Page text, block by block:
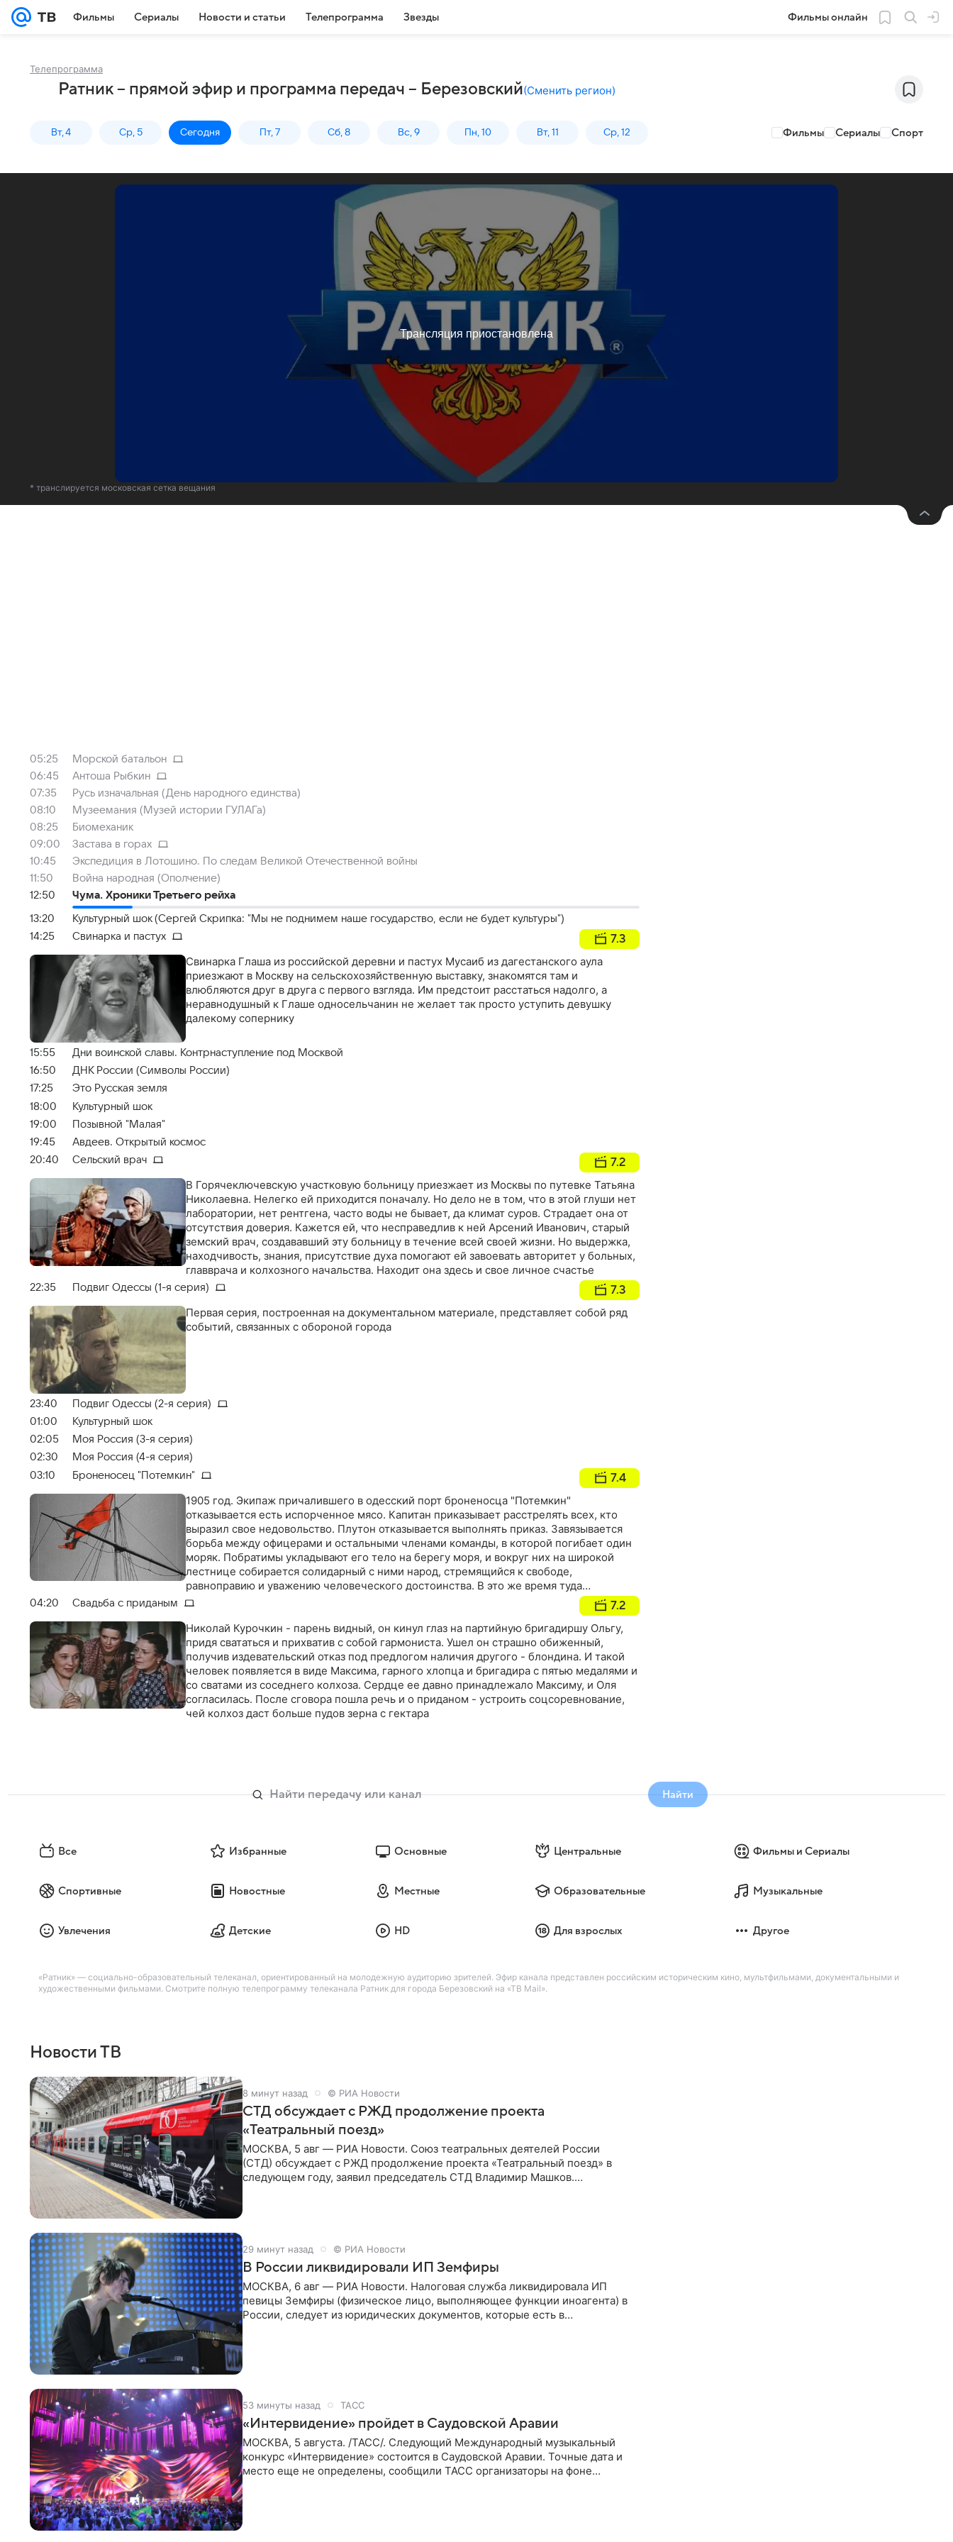
Фильмы Сериалы Новости и статьи Телепрограмма Звезды Фильмы онлайн
Телепрограмма
Ратник – прямой эфир и программа передач – Березовский(Сменить регион)
Вт, 4 Ср, 5 Сегодня Пт, 7 Сб, 8 Вс, 9 Пн, 10 Вт, 11 Ср, 12 Фильмы Сериалы Спорт
* транслируется московская сетка вещания
05:25
Морской батальон
06:45
Антоша Рыбкин
07:35
Русь изначальная (День народного единства)
08:10
Музеемания (Музей истории ГУЛАГа)
08:25
Биомеханик
09:00
Застава в горах
10:45
Экспедиция в Лотошино. По следам Великой Отечественной войны
11:50
Война народная (Ополчение)
12:50
Чума. Хроники Третьего рейха
13:20
Культурный шок (Сергей Скрипка: "Мы не поднимем наше государство, если не будет культуры")
14:25
Свинарка и пастух 7.3
Свинарка Глаша из российской деревни и пастух Мусаиб из дагестанского аула
приезжают в Москву на сельскохозяйственную выставку, знакомятся там и
влюбляются друг в друга с первого взгляда. Им предстоит расстаться надолго, а
неравнодушный к Глаше односельчанин не желает так просто уступить девушку
далекому сопернику
15:55
Дни воинской славы. Контрнаступление под Москвой
16:50
ДНК России (Символы России)
17:25
Это Русская земля
18:00
Культурный шок
19:00
Позывной "Малая"
19:45
Авдеев. Открытый космос
20:40
Сельский врач 7.2
В Горячеключевскую участковую больницу приезжает из Москвы по путевке Татьяна
Николаевна. Нелегко ей приходится поначалу. Но дело не в том, что в этой глуши нет
лаборатории, нет рентгена, часто воды не бывает, да климат суров. Страдает она от
отсутствия доверия. Кажется ей, что несправедлив к ней Арсений Иванович, старый
земский врач, создававший эту больницу в течение всей своей жизни. Но выдержка,
находчивость, знания, присутствие духа помогают ей завоевать авторитет у больных,
главврача и колхозного начальства. Находит она здесь и свое личное счастье
22:35 Подвиг Одессы (1-я серия) 7.3
Первая серия, построенная на документальном материале, представляет собой ряд
событий, связанных с обороной города
23:40
Подвиг Одессы (2-я серия)
01:00
Культурный шок
02:05
Моя Россия (3-я серия)
02:30
Моя Россия (4-я серия)
03:10
Броненосец "Потемкин" 7.4
1905 год. Экипаж причалившего в одесский порт броненосца "Потемкин"
отказывается есть испорченное мясо. Капитан приказывает расстрелять всех, кто
выразил свое недовольство. Плутон отказывается выполнять приказ. Завязывается
борьба между офицерами и остальными членами команды, в которой погибает один
моряк. Побратимы укладывают его тело на берегу моря, и вокруг них на широкой
лестнице собирается солидарный с ними народ, стремящийся к свободе,
равноправию и уважению человеческого достоинства. В это же время туда
прибывает армейский отряд и открывает стрельбу прямо в людей
04:20 Свадьба с приданым 7.2
Николай Курочкин - парень видный, он кинул глаз на партийную бригадиршу Ольгу,
придя свататься и прихватив с собой гармониста. Ушел он страшно обиженный,
получив издевательский отказ под предлогом наличия другого - блондина. И такой
человек появляется в виде Максима, гарного хлопца и бригадира с пятью медалями и
со сватами из соседнего колхоза. Сердце ее давно принадлежало Максиму, и Оля
согласилась. После сговора пошла речь и о приданом - устроить соцсоревнование,
чей колхоз даст больше пудов зерна с гектара
Найти
Все Избранные Основные Центральные Фильмы и Сериалы
Спортивные Новостные Местные Образовательные Музыкальные
Увлечения Детские HD Для взрослых Другое
«Ратник» — социально-образовательный телеканал, ориентированный на молодежную аудиторию зрителей. Эфир канала представлен российским историческим кино, мультфильмами, документальными и
художественными фильмами. Смотрите полную телепрограмму телеканала Ратник для города Березовский на «ТВ Mail».
Новости ТВ
8 минут назад © РИА Новости
СТД обсуждает с РЖД продолжение проекта
«Театральный поезд»
МОСКВА, 5 авг — РИА Новости. Союз театральных деятелей России
(СТД) обсуждает с РЖД продолжение проекта «Театральный поезд» в
следующем году, заявил председатель СТД Владимир Машков.
29 минут назад © РИА Новости
В России ликвидировали ИП Земфиры
МОСКВА, 6 авг — РИА Новости. Налоговая служба ликвидировала ИП
певицы Земфиры (физическое лицо, выполняющее функции иноагента) в
России, следует из юридических документов, которые есть в
53 минуты назад ТАСС
«Интервидение» пройдет в Саудовской Аравии
МОСКВА, 5 августа. /ТАСС/. Следующий Международный музыкальный
конкурс «Интервидение» состоится в Саудовской Аравии. Точные дата и
место еще не определены, сообщили ТАСС организаторы на фоне